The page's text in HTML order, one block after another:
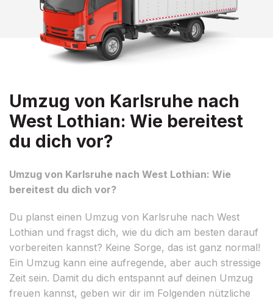
Umzug von Karlsruhe nach
West Lothian: Wie bereitest
du dich vor?
Umzug von Karlsruhe nach West Lothian: Wie
bereitest du dich vor?
Du planst einen Umzug von Karlsruhe nach West
Lothian und fragst dich, wie du dich am besten darauf
vorbereiten kannst? Keine Sorge, das ist ganz normal!
Ein Umzug kann eine aufregende, aber auch stressige
Zeit sein. Damit du dich entspannt auf deinen Umzug
freuen kannst, geben wir dir im Folgenden nützliche